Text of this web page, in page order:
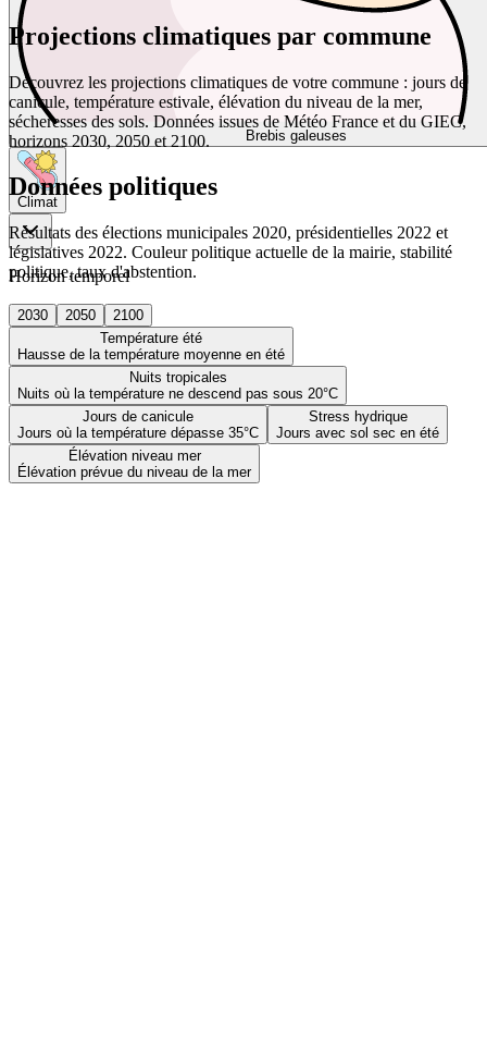
Brebis galeuses
Climat
Horizon temporel
2030 2050
2100
Température été
Hausse de la température moyenne en été
Nuits tropicales
Nuits où la température ne descend pas sous 20°C
Jours de canicule
Jours où la température dépasse 35°C
Stress hydrique
Jours avec sol sec en été
Élévation niveau mer
Élévation prévue du niveau de la mer
Projections climatiques par commune
Découvrez les projections climatiques de votre commune : jours de
canicule, température estivale, élévation du niveau de la mer,
sécheresses des sols. Données issues de Météo France et du GIEC,
horizons 2030, 2050 et 2100.
Données politiques
Résultats des élections municipales 2020, présidentielles 2022 et
législatives 2022. Couleur politique actuelle de la mairie, stabilité
politique, taux d'abstention.